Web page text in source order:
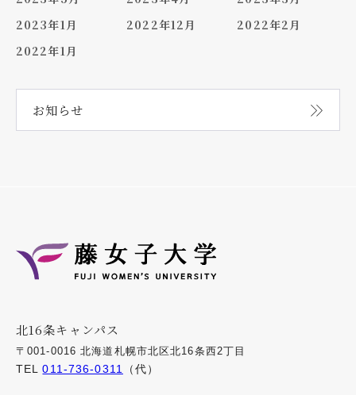
2023年1月
2022年12月
2022年2月
2022年1月
お知らせ
北16条キャンパス
〒001-0016 北海道札幌市北区北16条西2丁目
TEL011-736-0311 （代）